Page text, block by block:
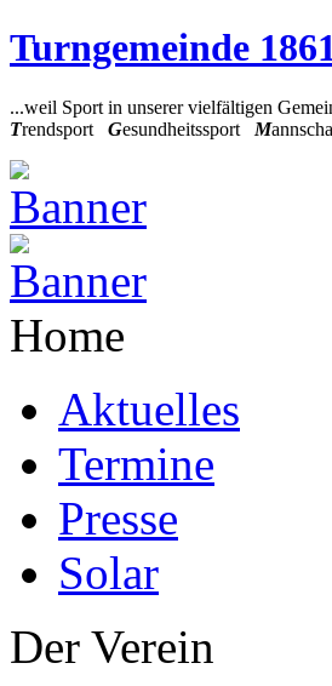
Turngemeinde
...weil Sport in unserer vielfältigen
Trendsport Gesundheitssport M
Home
Aktuelles
Termine
Presse
Solar
Der Verein